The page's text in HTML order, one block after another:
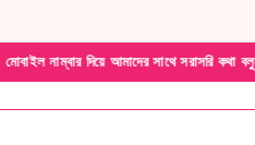
সাথে সরাসরি কথা বলুন| আমাদের